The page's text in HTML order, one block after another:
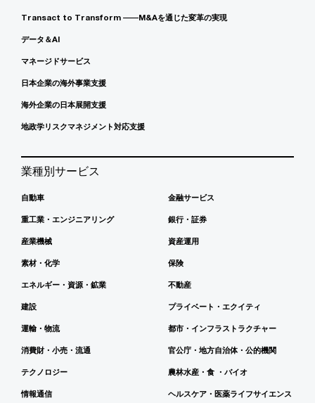
Transact to Transform ――M&Aを通じた変革の実現
データ＆AI
マネージドサービス
日本企業の海外事業支援
海外企業の日本展開支援
地政学リスクマネジメント対応支援
業種別サービス
自動車
重工業・エンジニアリング
産業機械
素材・化学
エネルギー・資源・鉱業
建設
運輸・物流
消費財・小売・流通
テクノロジー
情報通信
金融サービス
銀行・証券
資産運用
保険
不動産
プライベート・エクイティ
都市・インフラストラクチャー
官公庁・地方自治体・公的機関
農林水産・食 ・バイオ
ヘルスケア・医薬ライフサイエンス